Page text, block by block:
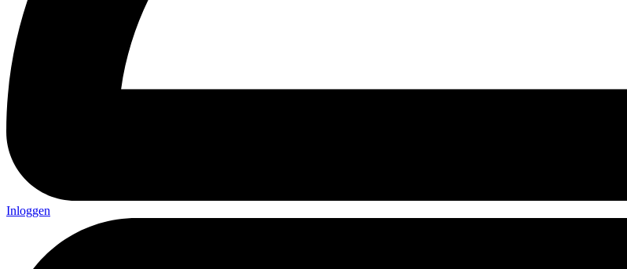
Inloggen